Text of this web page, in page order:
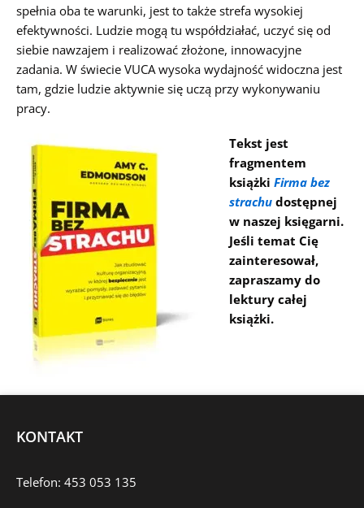
spełnia oba te warunki, jest to także strefa wysokiej
efektywności. Ludzie mogą tu współdziałać, uczyć się od
siebie nawzajem i realizować złożone, innowacyjne
zadania. W świecie VUCA wysoka wydajność widoczna jest
tam, gdzie ludzie aktywnie się uczą przy wykonywaniu
pracy.
Tekst jest
fragmentem
książki Firma bez
strachudostępnej
w naszej księgarni.
Jeśli temat Cię
zainteresował,
zapraszamy do
lektury całej
książki.
KONTAKT
Telefon: 453 053 135